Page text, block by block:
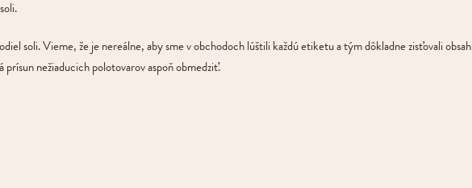
soli. Vieme, že je nereálne, aby sme v obchodoch lúštili každú etiketu a tým dôkladne zisťovali obsah
prísun nežiaducich polotovarov aspoň obmedziť.